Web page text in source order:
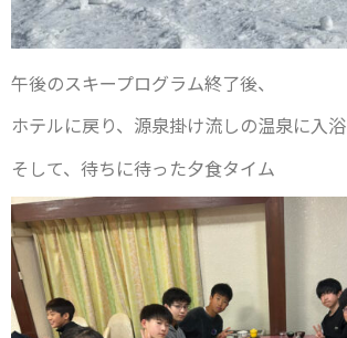
午後のスキープログラム終了後、
ホテルに戻り、源泉掛け流しの温泉に入浴
そして、待ちに待った夕食タイム